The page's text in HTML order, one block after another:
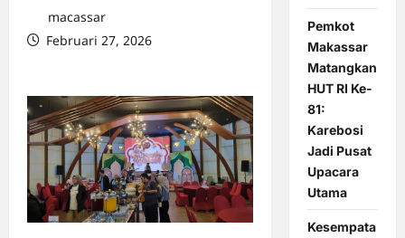
macassar
Februari 27, 2026
Pemkot
Makassar
Matangkan
HUT RI Ke-
81:
Karebosi
Jadi Pusat
Upacara
Utama
Kesempata